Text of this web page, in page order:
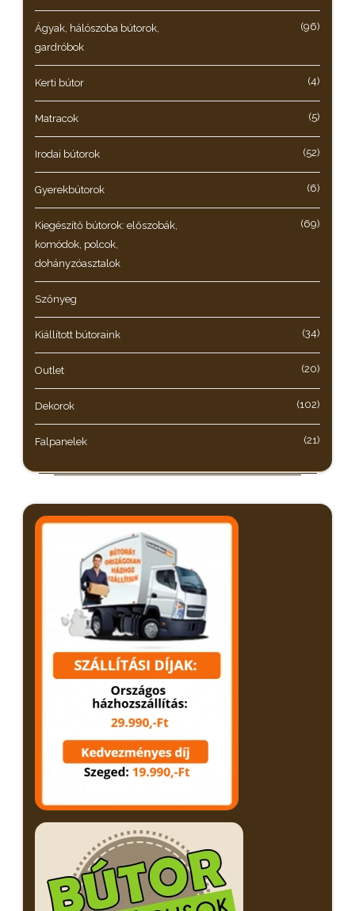
Ágyak, hálószoba bútorok,
gardróbok
(96)
Kerti bútor (4)
Matracok (5)
Irodai bútorok (52)
Gyerekbútorok (6)
Kiegészítő bútorok: előszobák,
komódok, polcok,
dohányzóasztalok
(69)
Szőnyeg
Kiállított bútoraink (34)
Outlet (20)
Dekorok (102)
Falpanelek (21)